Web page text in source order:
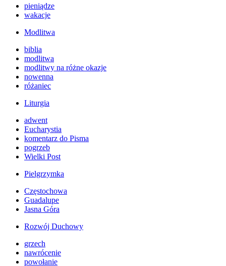
pieniądze
wakacje
Modlitwa
biblia
modlitwa
modlitwy na różne okazje
nowenna
różaniec
Liturgia
adwent
Eucharystia
komentarz do Pisma
pogrzeb
Wielki Post
Pielgrzymka
Częstochowa
Guadalupe
Jasna Góra
Rozwój Duchowy
grzech
nawrócenie
powołanie